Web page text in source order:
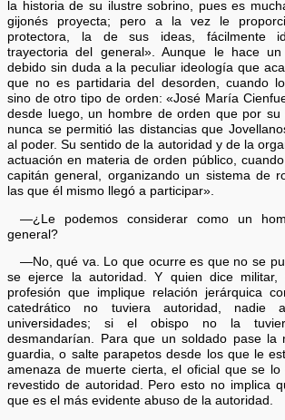
la historia de su ilustre sobrino, pues es
gijonés proyecta; pero a la vez le
protectora, la de sus ideas, fácilmente
trayectoria del general». Aunque le hace un
debido sin duda a la peculiar ideología que
que no es partidaria del desorden, cuando
sino de otro tipo de orden: «José María
desde luego, un hombre de orden que por su
nunca se permitió las distancias que
al poder. Su sentido de la autoridad y de la
actuación en materia de orden público,
capitán general, organizando un sistema de
las que él mismo llegó a participar».
—¿Le podemos considerar como un
general?
—No, qué va. Lo que ocurre es que no se
se ejerce la autoridad. Y quien dice militar,
profesión que implique relación jerárquica
catedrático no tuviera autoridad, nadie
universidades; si el obispo no la
desmandarían. Para que un soldado pase la
guardia, o salte parapetos desde los que le
amenaza de muerte cierta, el oficial que se
revestido de autoridad. Pero esto no implica
que es el más evidente abuso de la autoridad.